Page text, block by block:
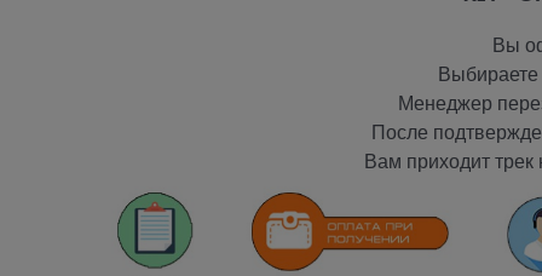
Вы
Менеджер
После
Вам приходит